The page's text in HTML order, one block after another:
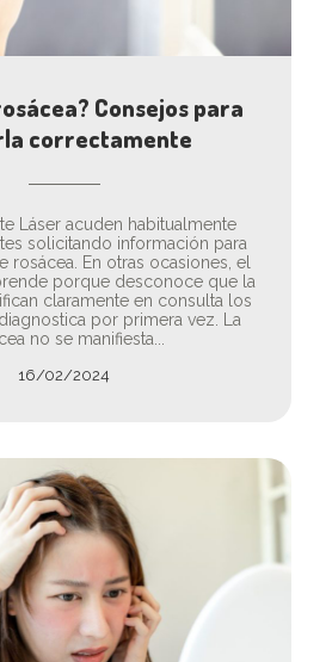
Consejos para
correctamente
Láser acuden habitualmente
solicitando información para
rosácea. En otras ocasiones, el
porque desconoce que la
claramente en consulta los
por primera vez. La
no se manifiesta...
16/02/2024